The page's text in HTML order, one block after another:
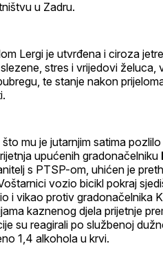
u Zadru.
Lergi je utvrđena i ciroza
stres i vrijedovi želuca,
te stanje nakon
mu je jutarnjim satima
upućenih gradonačelniku
s PTSP-om, uhićen je
vozio bicikl pokraj
i vikao protiv gradonačelnika
kaznenog djela prijetnje
su reagirali po službenoj
1,4 alkohola u krvi.